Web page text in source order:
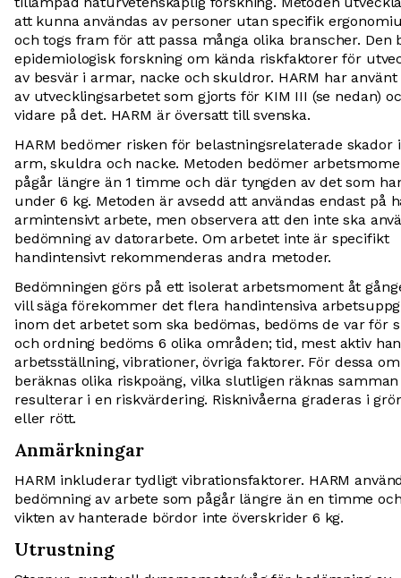
att kunna användas av personer utan specifik
och togs fram för att passa många olika branscher. Den
epidemiologisk forskning om kända riskfaktorer för
av besvär i armar, nacke och skuldror. HARM har
av utvecklingsarbetet som gjorts för KIM III (se nedan)
vidare på det. HARM är översatt till svenska.
HARM bedömer risken för belastningsrelaterade skador
arm, skuldra och nacke. Metoden bedömer
pågår längre än 1 timme och där tyngden av det som
under 6 kg. Metoden är avsedd att användas endast på
armintensivt arbete, men observera att den inte ska
bedömning av datorarbete. Om arbetet inte är specifikt
handintensivt rekommenderas andra metoder.
Bedömningen görs på ett isolerat arbetsmoment åt
vill säga förekommer det flera handintensiva
inom det arbetet som ska bedömas, bedöms de var för
och ordning bedöms 6 olika områden; tid, mest aktiv
arbetsställning, vibrationer, övriga faktorer. För dessa
beräknas olika riskpoäng, vilka slutligen räknas
resulterar i en riskvärdering. Risknivåerna graderas i
eller rött.
Anmärkningar
HARM inkluderar tydligt vibrationsfaktorer. HARM
bedömning av arbete som pågår längre än en timme
vikten av hanterade bördor inte överskrider 6 kg.
Utrustning